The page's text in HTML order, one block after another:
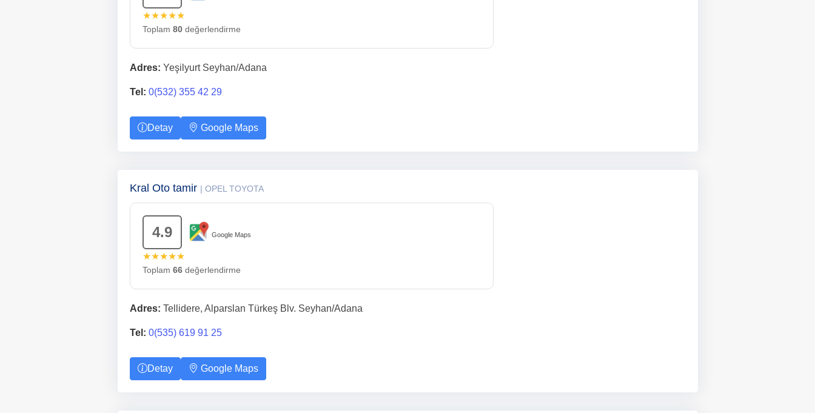
★★★★★
Toplam 80değerlendirme
Adres: Yeşilyurt Seyhan/Adana
Tel: 0(532) 355 42 29
Detay Google Maps
Kral Oto tamir | OPEL TOYOTA
4.9 Google Maps
★★★★★
Toplam 66değerlendirme
Adres: Tellidere, Alparslan Türkeş Blv. Seyhan/Adana
Tel: 0(535) 619 91 25
Detay Google Maps